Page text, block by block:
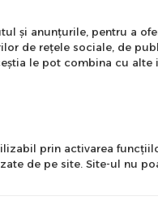
și anunțurile, pentru a
de rețele sociale, de
le pot combina cu alte
prin activarea
de pe site. Site-ul nu